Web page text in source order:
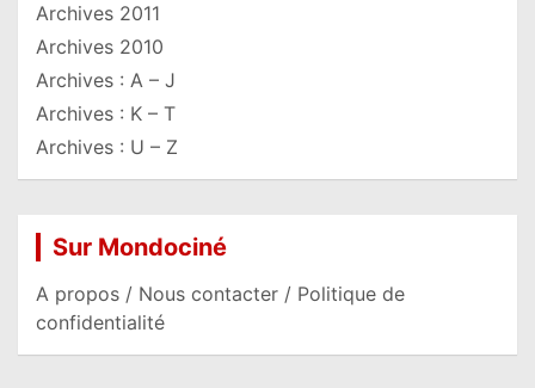
Archives 2011
Archives 2010
Archives : A – J
Archives : K – T
Archives : U – Z
Sur Mondociné
A propos / Nous contacter / Politique de
confidentialité